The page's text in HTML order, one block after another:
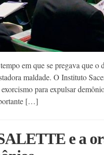
em que se pregava que o
maldade. O Instituto
para expulsar
[…]
e a